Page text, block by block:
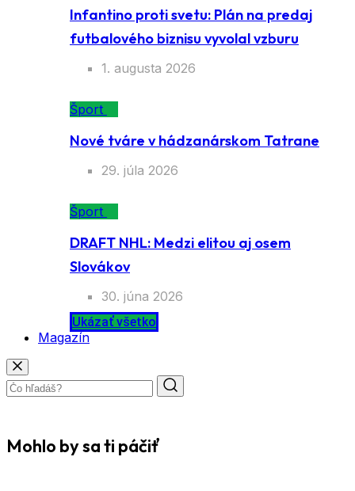
Infantino proti svetu: Plán na predaj
futbalového biznisu vyvolal vzburu
1. augusta 2026
Šport
Nové tváre v hádzanárskom Tatrane
29. júla 2026
Šport
DRAFT NHL: Medzi elitou aj osem
Slovákov
30. júna 2026
Ukázať všetko
Magazín
Mohlo by sa ti páčiť